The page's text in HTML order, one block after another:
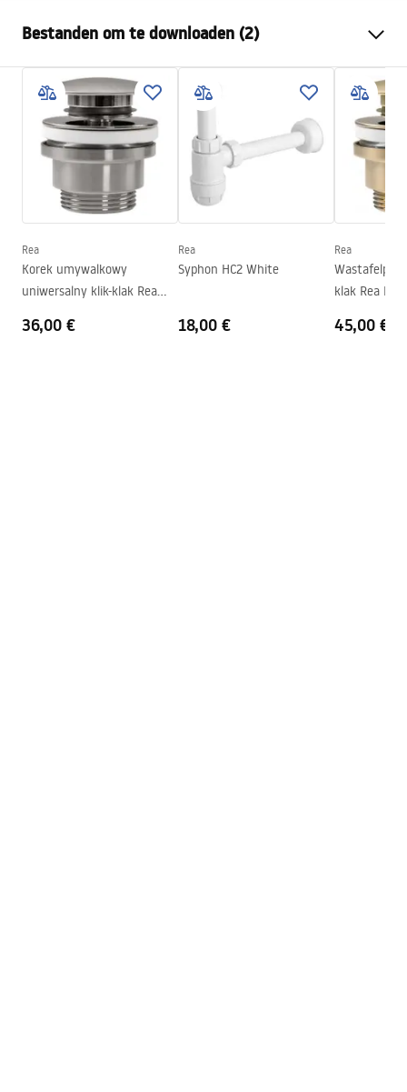
Materiaal
Sanitair keramiek
Kleur
Wit
Afwerking
Glanzend
Lengte
Breedte
405 mm
Hoogte
Vorm
Kraangat
Nee
Bestanden om te downloaden (2)
Montagehandleiding
Basin.pdf
Warranty_Terms_and_Conditions_Basins_-_5.pdf
Rea
Korek umywalkowy
uniwersalny klik-klak Rea
36,00 €
Rea
Syphon HC2 White
18,00 €
Rea
klak Rea
45,00 €